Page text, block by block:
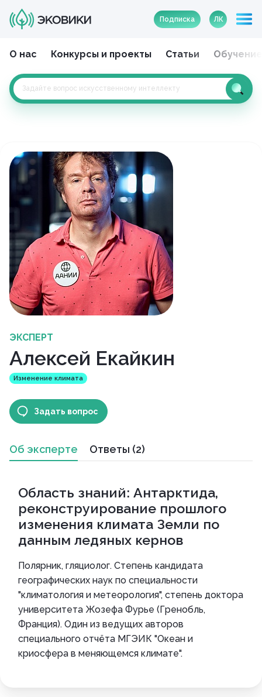
Подписка ЛК
О нас Конкурсы и проекты Статьи Обучение
ЭКСПЕРТ
Алексей Екайкин
Изменение климата
Задать вопрос
Об эксперте Ответы (2)
Область знаний: Антарктида,
реконструирование прошлого
изменения климата Земли по
данным ледяных кернов
Полярник, гляциолог. Степень кандидата
географических наук по специальности
"климатология и метеорология", степень доктора
университета Жозефа Фурье (Гренобль,
Франция). Один из ведущих авторов
специального отчёта МГЭИК "Океан и
криосфера в меняющемся климате".